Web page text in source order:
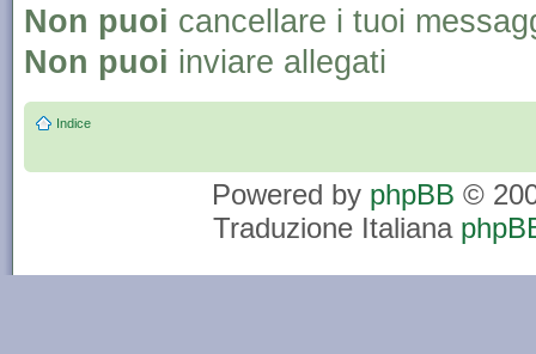
Non puoi cancellare i tuoi
Non puoi inviare allegati
Indice
Powered by phpBB ©
Traduzione Italiana